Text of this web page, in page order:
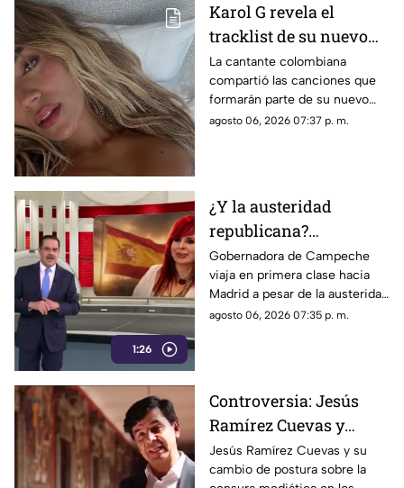
Karol G revela el
tracklist de su nuevo
álbum antes de su
lanzamiento; esta es la
lista completa
La cantante colombiana
compartió las canciones que
formarán parte de su nuevo
material de estudio,
agosto 06, 2026 07:37 p. m.
1:26
¿Y la austeridad
republicana?
Gobernadora Layda
Sansores viaja en
primera clase hacia
Madrid
Gobernadora de Campeche
viaja en primera clase hacia
Madrid a pesar de la austeridad
republicana.
agosto 06, 2026 07:35 p. m.
Controversia: Jesús
Ramírez Cuevas y
Censura a los Medios
de Comunicación
Jesús Ramírez Cuevas y su
cambio de postura sobre la